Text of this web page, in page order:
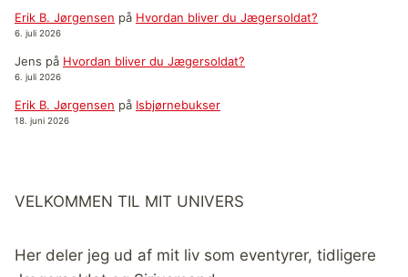
Erik B. Jørgensen på Hvordan bliver du Jægersoldat?
6. juli 2026
Jens på Hvordan bliver du Jægersoldat?
6. juli 2026
Erik B. Jørgensen på Isbjørnebukser
18. juni 2026
VELKOMMEN TIL MIT UNIVERS
Her deler jeg ud af mit liv som eventyrer, tidligere